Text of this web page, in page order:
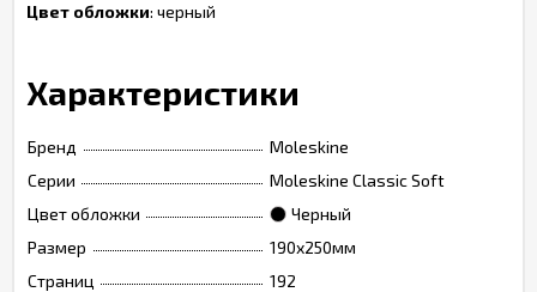
Цвет обложки: черный
Характеристики
Бренд
Moleskine
Серии
Moleskine Classic Soft
Цвет обложки
Черный
Размер
190х250мм
Страниц
192